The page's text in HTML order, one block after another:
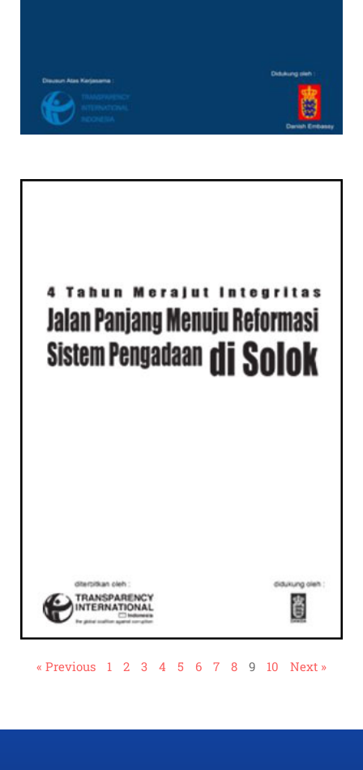
« Previous 1 2 3 4 5 6 7 8 9 10 Next »